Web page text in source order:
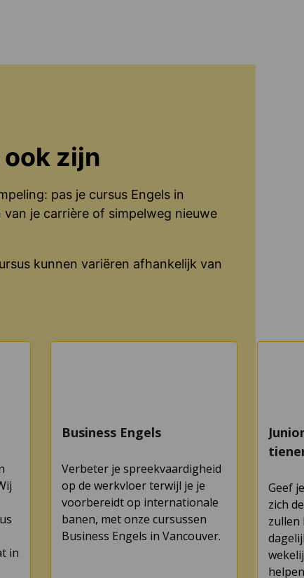
zijn
pas je cursus Engels in
je carrière of simpelweg nieuwe
kunnen variëren afhankelijk van
in
Business Engels
Verbeter je spreekvaardigheid
op de werkvloer terwijl je je
voorbereidt op internationale
banen, met onze cursussen
Business Engels in Vancouver.
Geef
zich
zullen